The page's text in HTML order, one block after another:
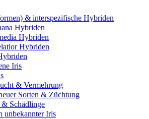
& interspezifische Hybriden
Hybriden
Hybriden
Hybriden
Iris
& Vermehrung
Sorten & Züchtung
Schädlinge
Iris